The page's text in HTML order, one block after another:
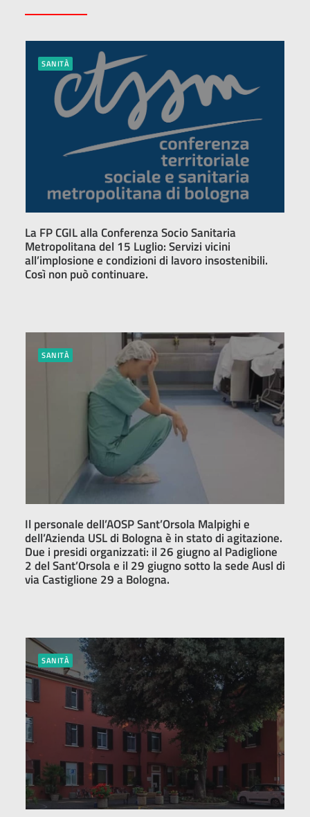
SANITÀ
La FP CGIL alla Conferenza Socio Sanitaria
Metropolitana del 15 Luglio: Servizi vicini
all’implosione e condizioni di lavoro insostenibili.
Così non può continuare.
SANITÀ
Il personale dell’AOSP Sant’Orsola Malpighi e
dell’Azienda USL di Bologna è in stato di agitazione.
Due i presidi organizzati: il 26 giugno al Padiglione
2 del Sant’Orsola e il 29 giugno sotto la sede Ausl di
via Castiglione 29 a Bologna.
SANITÀ